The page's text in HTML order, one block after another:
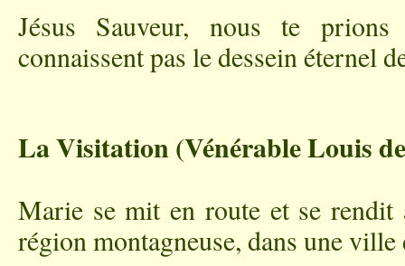
Jésus Sauveur, nous te
connaissent pas le dessein éternel
La Visitation (Vénérable Louis
Marie se mit en route et se rendit
région montagneuse, dans une